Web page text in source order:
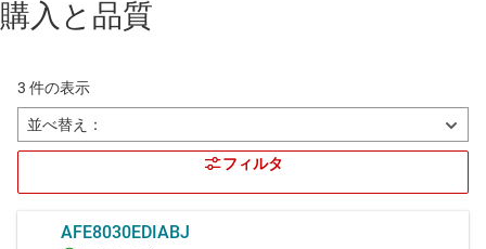
購入と品質